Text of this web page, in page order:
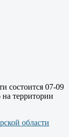
состоится 07-09
на территории
области